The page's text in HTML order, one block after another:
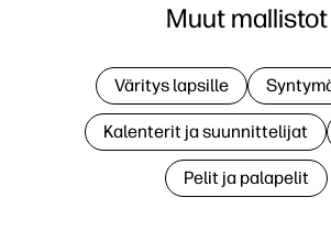
Muut mallistot
Väritys lapsille
Kalenterit ja suunnittelijat
Pelit ja palapelit